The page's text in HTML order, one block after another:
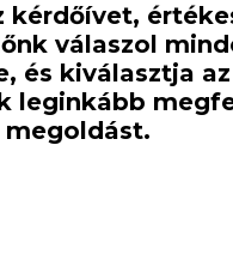
kérdőívet,
válaszol
és kiválasztja
leginkább
megoldást.